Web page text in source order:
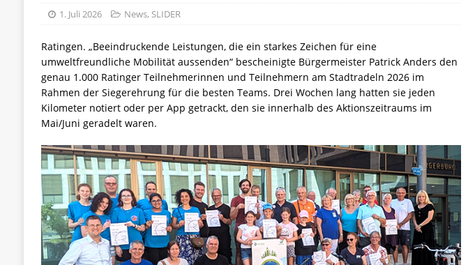
1. Juli 2026 News, SLIDER
Ratingen. „Beeindruckende Leistungen, die ein starkes Zeichen für eine
umweltfreundliche Mobilität aussenden“ bescheinigte Bürgermeister Patrick Anders den
genau 1.000 Ratinger Teilnehmerinnen und Teilnehmern am Stadtradeln 2026 im
Rahmen der Siegerehrung für die besten Teams. Drei Wochen lang hatten sie jeden
Kilometer notiert oder per App getrackt, den sie innerhalb des Aktionszeitraums im
Mai/Juni geradelt waren.